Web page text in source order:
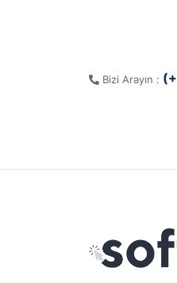
Bizi Arayın :